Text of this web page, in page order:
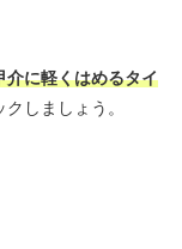
介に軽くはめるタイ
しましょう。